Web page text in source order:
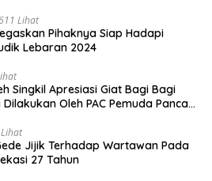
Lihat
Pihaknya Siap Hadapi
Lebaran 2024
Singkil Apresiasi Giat Bagi Bagi
Oleh PAC Pemuda Panca
Singkil
Jijik Terhadap Wartawan Pada
27 Tahun